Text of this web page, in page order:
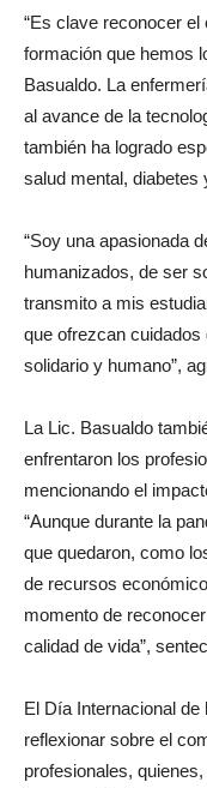
“Es clave reconocer
formación que hemos
Basualdo. La
al avance de la
también ha logrado
salud mental, diabetes
“Soy una apasionada
humanizados, de ser
transmito a mis
que ofrezcan
solidario y humano”,
La Lic. Basualdo
enfrentaron los
mencionando el
“Aunque durante la
que quedaron, como
de recursos
momento de
calidad de vida”,
El Día Internacional
reflexionar sobre el
profesionales,